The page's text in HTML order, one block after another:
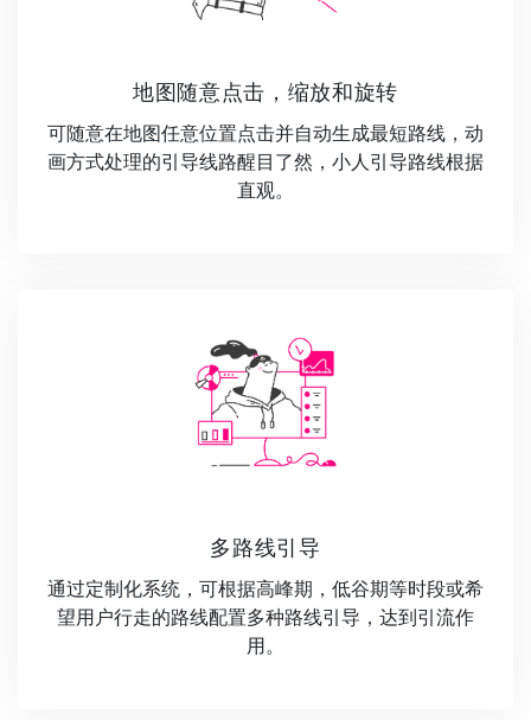
地图随意点击，缩放和旋转
可随意在地图任意位置点击并自动生成最短路线，动
画方式处理的引导线路醒目了然，小人引导路线根据
直观。
多路线引导
通过定制化系统，可根据高峰期，低谷期等时段或希
望用户行走的路线配置多种路线引导，达到引流作
用。